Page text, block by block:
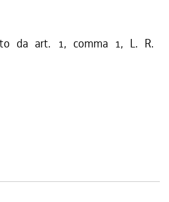
da art. 1, comma 1, L. R.